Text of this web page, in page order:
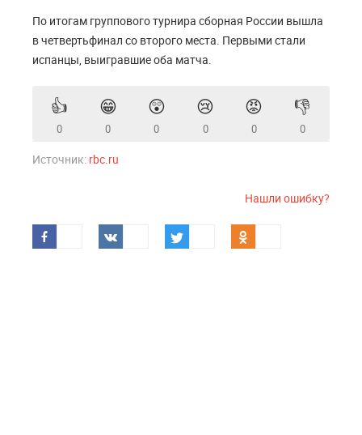
По итогам группового турнира сборная России вышла
в четвертьфинал со второго места. Первыми стали
испанцы, выигравшие оба матча.
👍
0
😁
0
😲
0
😢
0
😡
0
👎
0
Источник: rbc.ru
Нашли ошибку?